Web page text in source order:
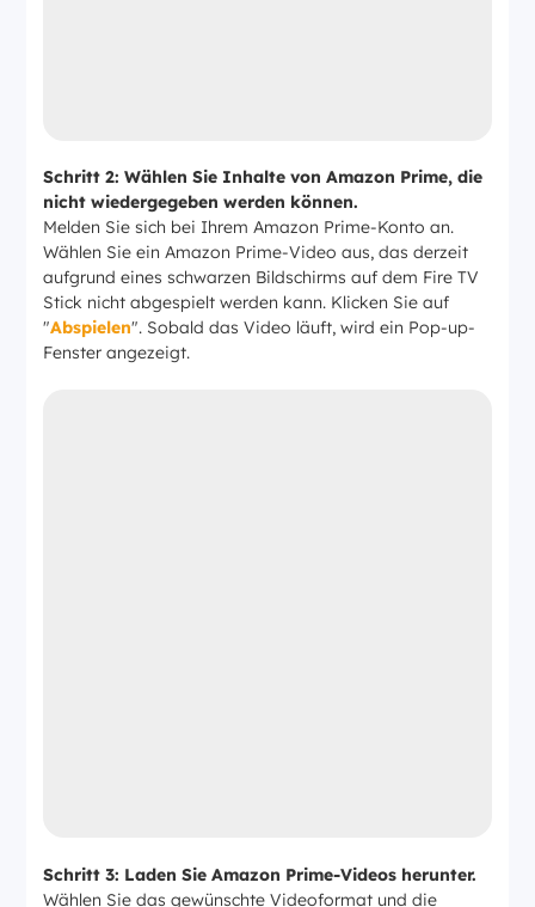
Schritt 2:Wählen Sie Inhalte von Amazon Prime, die
nicht wiedergegeben werden können.
Melden Sie sich bei Ihrem Amazon Prime-Konto an.
Wählen Sie ein Amazon Prime-Video aus, das derzeit
aufgrund eines schwarzen Bildschirms auf dem Fire TV
Stick nicht abgespielt werden kann. Klicken Sie auf
"Abspielen". Sobald das Video läuft, wird ein Pop-up-
Fenster angezeigt.
Schritt 3: Laden Sie Amazon Prime-Videos herunter.
Wählen Sie das gewünschte Videoformat und die